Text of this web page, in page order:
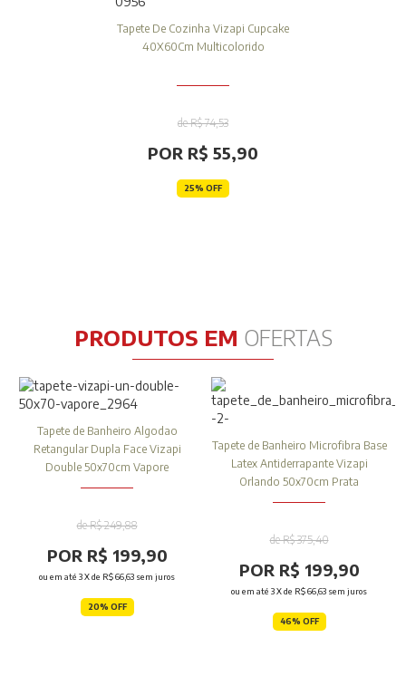
Tapete De Cozinha Vizapi Cupcake
40X60Cm Multicolorido
de R$ 74,53
POR R$ 55,90
25% OFF
PRODUTOS EM OFERTAS
Tapete de Banheiro Algodao
Retangular Dupla Face Vizapi
Double 50x70cm Vapore
de R$ 249,88
POR R$ 199,90
ou em até 3X de R$ 66,63 sem juros
20% OFF
Tapete de Banheiro Microfibra Base
Latex Antiderrapante Vizapi
Orlando 50x70cm Prata
de R$ 375,40
POR R$ 199,90
ou em até 3X de R$ 66,63 sem juros
46% OFF